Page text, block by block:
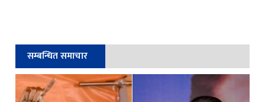
सम्बन्धित समाचार